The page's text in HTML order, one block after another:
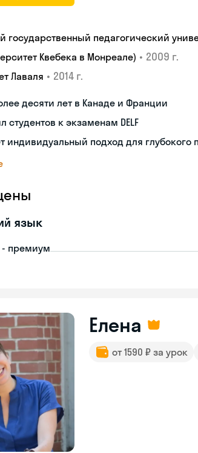
государственный педагогический
Квебека в Монреале) • 2009 г.
Лаваля • 2014 г.
десяти лет в Канаде и Франции
студентов к экзаменам DELF
индивидуальный подход для
язык
- премиум
Елена
от 1590 ₽ за урок